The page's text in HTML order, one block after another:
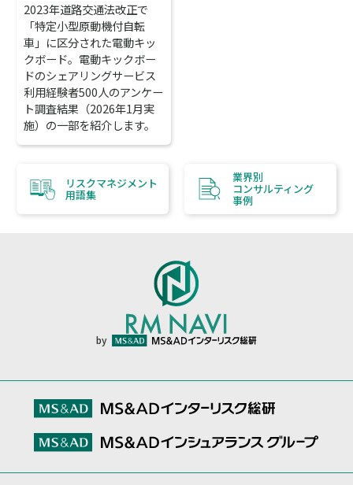
2023年道路交通法改正で
「特定小型原動機付自転
車」に区分された電動キッ
クボード。電動キックボー
ドのシェアリングサービス
利用経験者500人のアンケー
ト調査結果（2026年1月実
施）の一部を紹介します。
リスクマネジメント
用語集
業界別
コンサルティング
事例
by